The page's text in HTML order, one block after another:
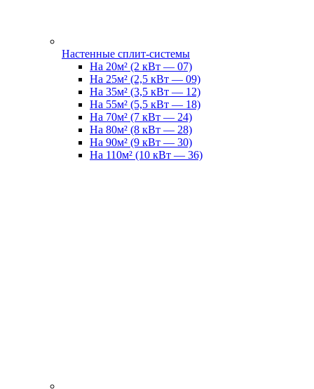
Настенные сплит-системы
На 20м² (2 кВт — 07)
На 25м² (2,5 кВт — 09)
На 35м² (3,5 кВт — 12)
На 55м² (5,5 кВт — 18)
На 70м² (7 кВт — 24)
На 80м² (8 кВт — 28)
На 90м² (9 кВт — 30)
На 110м² (10 кВт — 36)